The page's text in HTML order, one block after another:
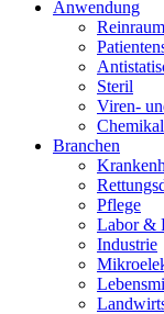
Anwendung
Reinraum
Steril
Viren-
Branchen
Pflege
Labor &
Industrie